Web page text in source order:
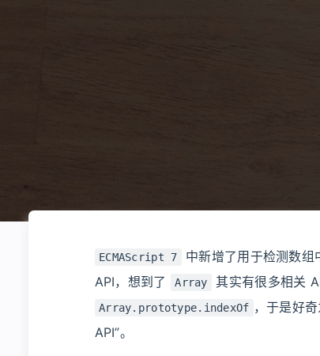
ECMAScript 7 中新增了用于检测数组
API，想到了 Array 其实有很多相关
Array.prototype.indexOf ，于是好
API”。